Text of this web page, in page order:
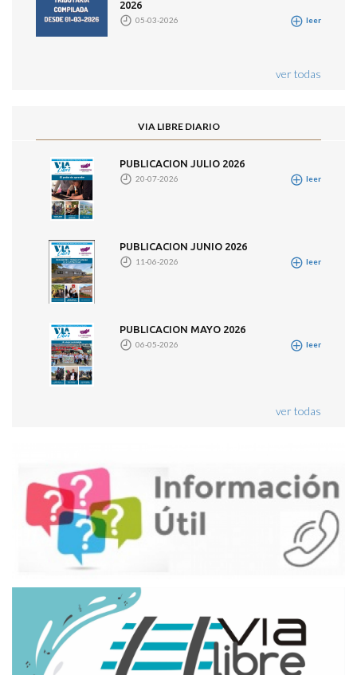
2026
05-03-2026 leer
ver todas
VIA LIBRE DIARIO
PUBLICACION JULIO 2026
20-07-2026 leer
PUBLICACION JUNIO 2026
11-06-2026 leer
PUBLICACION MAYO 2026
06-05-2026 leer
ver todas